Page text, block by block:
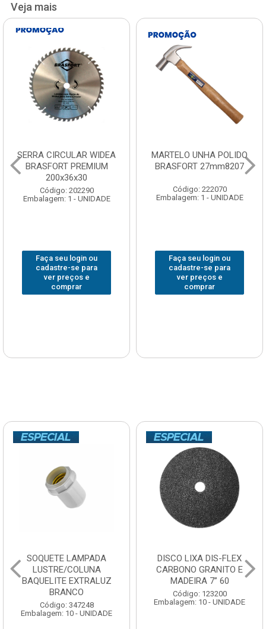
Veja mais
SERRA CIRCULAR WIDEA
BRASFORT PREMIUM
200x36x30
Código: 202290
Embalagem: 1 - UNIDADE
Faça seu login ou
cadastre-se para
ver preços e
comprar
MARTELO UNHA POLIDO
BRASFORT 27mm8207
Código: 222070
Embalagem: 1 - UNIDADE
Faça seu login ou
cadastre-se para
ver preços e
comprar
SOQUETE LAMPADA
LUSTRE/COLUNA
BAQUELITE EXTRALUZ
BRANCO
Código: 347248
Embalagem: 10 - UNIDADE
DISCO LIXA DIS-FLEX
CARBONO GRANITO E
MADEIRA 7” 60
Código: 123200
Embalagem: 10 - UNIDADE